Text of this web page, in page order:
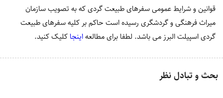
قوانین و شرایط عمومی سفرهای طبیعت گردی که به تصویب سازمان
میراث فرهنگی و گردشگری رسیده است حاکم بر کلیه سفرهای طبیعت
گردی اسپیلت البرز می باشد. لطفا برای مطالعهاینجا کلیک کنید.
بحث و تبادل نظر